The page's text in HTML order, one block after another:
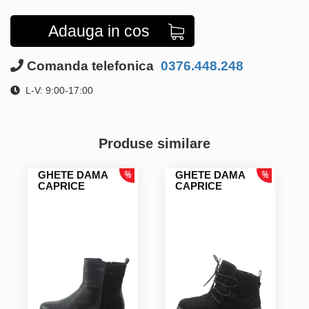
Adauga in cos
Comanda telefonica 0376.448.248
L-V: 9:00-17:00
Produse similare
GHETE DAMA
CAPRICE
GHETE DAMA
CAPRICE